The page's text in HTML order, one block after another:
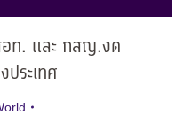
ท. และ กสญ.งด
ระเทศ